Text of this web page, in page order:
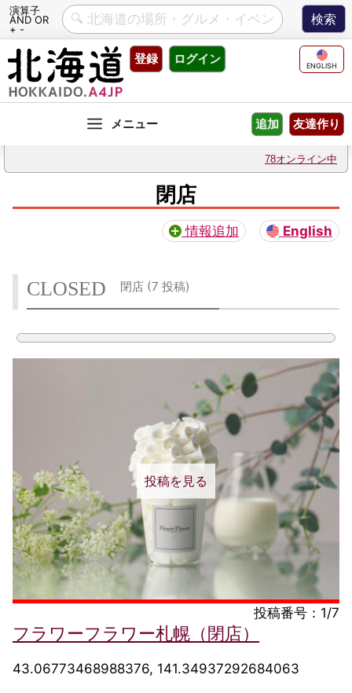
演算子
AND OR
+ -
Skip
content
登録 ログイン ENGLISH
友達作り
追加
78オンライン中
閉店
情報追加 English
CLOSED 閉店 (7 投稿)
投稿を見る
投稿番号：1/7
フラワーフラワー札幌（閉店）
43.06773468988376, 141.34937292684063